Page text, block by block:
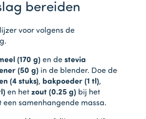
bereiden
voor volgens de
(170 g) en de stevia
(50 g) in de blender. Doe de
(4 stuks), bakpoeder (1 tl),
en het zout (0.25 g) bij het
een samenhangende massa.